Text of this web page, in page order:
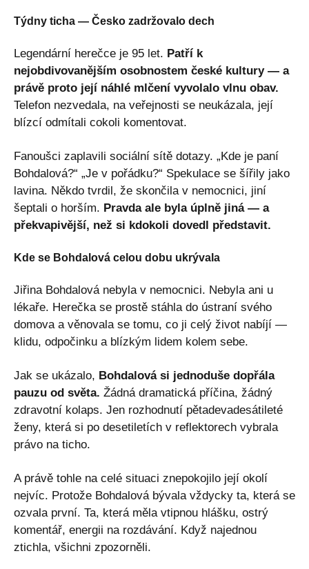
Týdny ticha — Česko zadržovalo dech
Legendární herečce je 95 let. Patří k
nejobdivovanějším osobnostem české kultury — a
právě proto její náhlé mlčení vyvolalo vlnu obav.
Telefon nezvedala, na veřejnosti se neukázala, její
blízcí odmítali cokoli komentovat.
Fanoušci zaplavili sociální sítě dotazy. „Kde je paní
Bohdalová?“ „Je v pořádku?“ Spekulace se šířily jako
lavina. Někdo tvrdil, že skončila v nemocnici, jiní
šeptali o horším. Pravda ale byla úplně jiná — a
překvapivější, než si kdokoli dovedl představit.
Kde se Bohdalová celou dobu ukrývala
Jiřina Bohdalová nebyla v nemocnici. Nebyla ani u
lékaře. Herečka se prostě stáhla do ústraní svého
domova a věnovala se tomu, co ji celý život nabíjí —
klidu, odpočinku a blízkým lidem kolem sebe.
Jak se ukázalo, Bohdalová si jednoduše dopřála
pauzu od světa. Žádná dramatická příčina, žádný
zdravotní kolaps. Jen rozhodnutí pětadevadesátileté
ženy, která si po desetiletích v reflektorech vybrala
právo na ticho.
A právě tohle na celé situaci znepokojilo její okolí
nejvíc. Protože Bohdalová bývala vždycky ta, která se
ozvala první. Ta, která měla vtipnou hlášku, ostrý
komentář, energii na rozdávání. Když najednou
ztichla, všichni zpozorněli.